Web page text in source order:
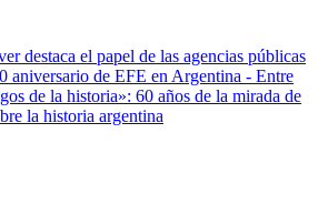
destaca el papel de las agencias públicas
aniversario de EFE en Argentina - Entre
de la historia»: 60 años de la mirada de
la historia argentina